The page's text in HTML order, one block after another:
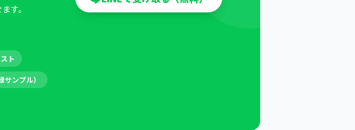
す。
ト
ンプル）